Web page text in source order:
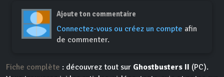
Ajoute ton commentaire
Connectez-vous ou créez un compte afin
de commenter.
Fiche complète : découvrez tout sur Ghostbusters II (PC).